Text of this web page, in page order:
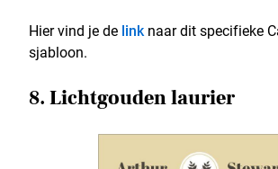
Hier vind je de linknaar dit specifieke
sjabloon.
8. Lichtgouden laurier